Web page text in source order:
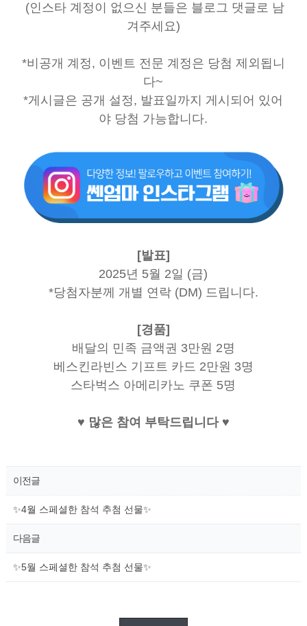
(인스타 계정이 없으신 분들은 블로그 댓글로 남
겨주세요)
*비공개 계정, 이벤트 전문 계정은 당첨 제외됩니
다~
*게시글은 공개 설정, 발표일까지 게시되어 있어
야 당첨 가능합니다.
[발표]
2025년 5월 2일 (금)
*당첨자분께 개별 연락 (DM) 드립니다.
[경품]
배달의 민족 금액권 3만원 2명
베스킨라빈스 기프트 카드 2만원 3명
스타벅스 아메리카노 쿠폰 5명
♥ 많은 참여 부탁드립니다 ♥
이전글
✨4월 스페셜한 참석 추첨 선물✨
다음글
✨5월 스페셜한 참석 추첨 선물✨